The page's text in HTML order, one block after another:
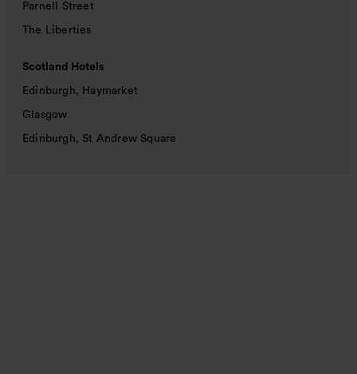
Parnell Street
The Liberties
Scotland Hotels
Edinburgh, Haymarket
Glasgow
Edinburgh, St Andrew Square